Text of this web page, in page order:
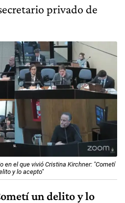
privado de
en el que vivió Cristina Kirchner: "Cometí
y lo acepto"
un delito y lo